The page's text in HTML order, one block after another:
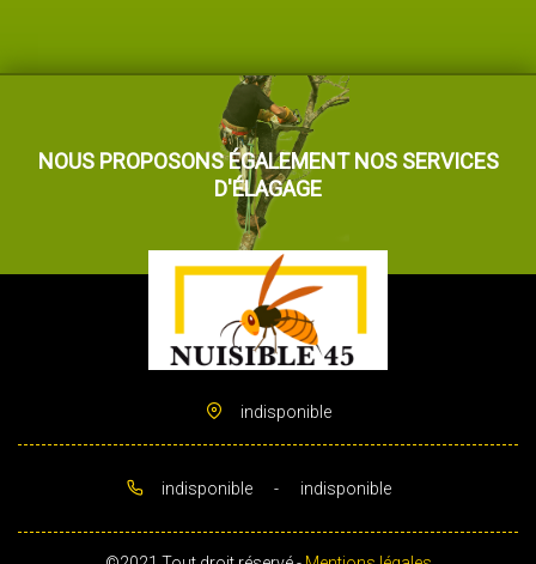
NOUS PROPOSONS ÉGALEMENT NOS SERVICES
D'ÉLAGAGE
indisponible
indisponible - indisponible